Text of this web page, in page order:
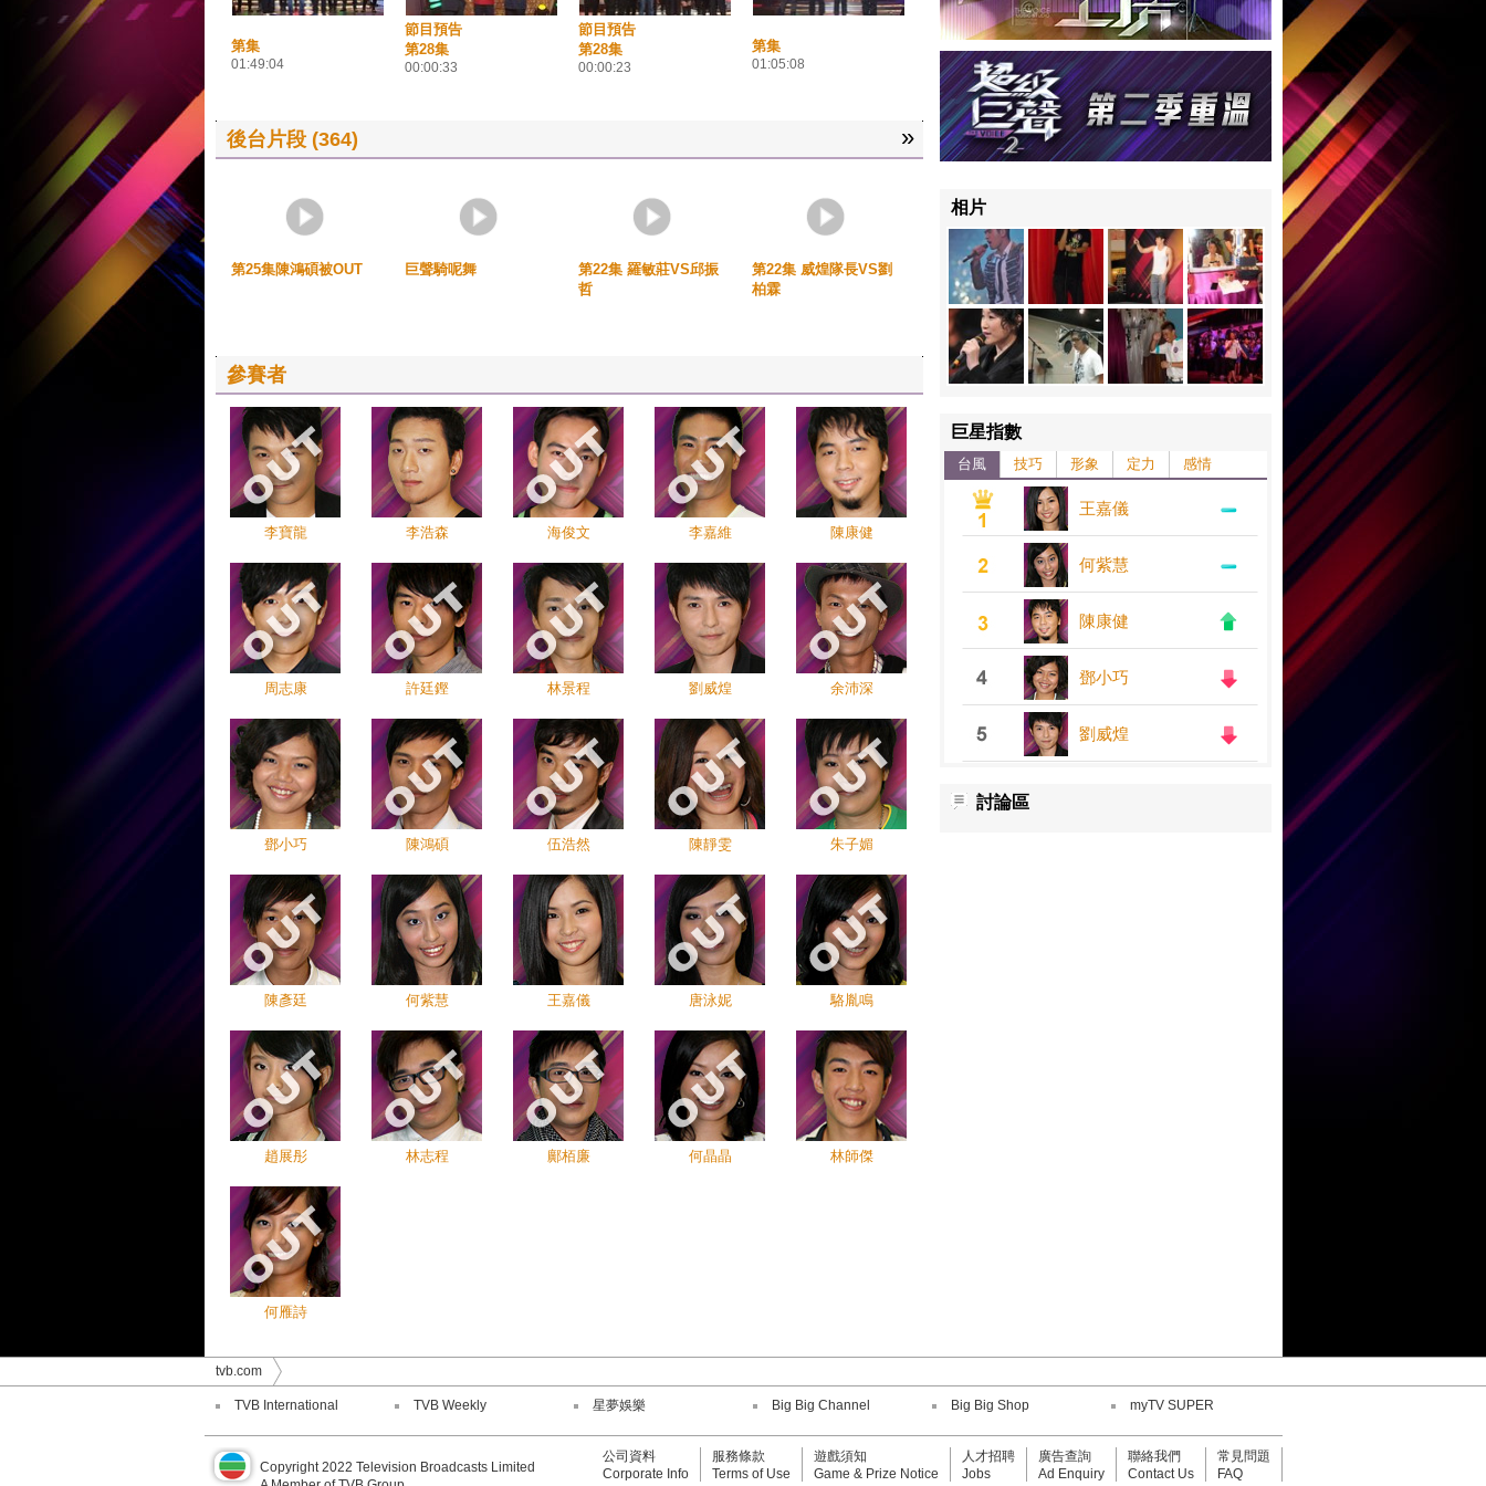
第集
01:49:04
節目預告
第28集
00:00:33
節目預告
第28集
00:00:23
第集
01:05:08
後台片段 (364) »
第25集陳鴻碩被OUT 巨聲騎呢舞
第22集 羅敏莊VS邱振
哲
第22集 威煌隊長VS劉
柏霖
參賽者
李寶龍 李浩森 海俊文 李嘉維 陳康健
周志康 許廷鏗 林景程 劉威煌 余沛深
鄧小巧 陳鴻碩 伍浩然 陳靜雯 朱子媚
陳彥廷 何紫慧 王嘉儀 唐泳妮 駱胤鳴
趙展彤 林志程 鄺栢廉 何晶晶 林師傑
何雁詩
相片
巨星指數
台風 技巧 形象 定力 感情
王嘉儀
何紫慧
陳康健
鄧小巧
劉威煌
討論區
tvb.com
TVB International TVB Weekly 星夢娛樂 Big Big Channel Big Big Shop myTV SUPER
Copyright 2022 Television Broadcasts Limited
公司資料
Corporate Info
服務條款
Terms of Use
遊戲須知
Game & Prize Notice
人才招聘
Jobs
廣告查詢
Ad Enquiry
聯絡我們
Contact Us
常見問題
FAQ